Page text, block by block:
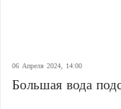
06 Апреля 2024, 14:00
Большая вода